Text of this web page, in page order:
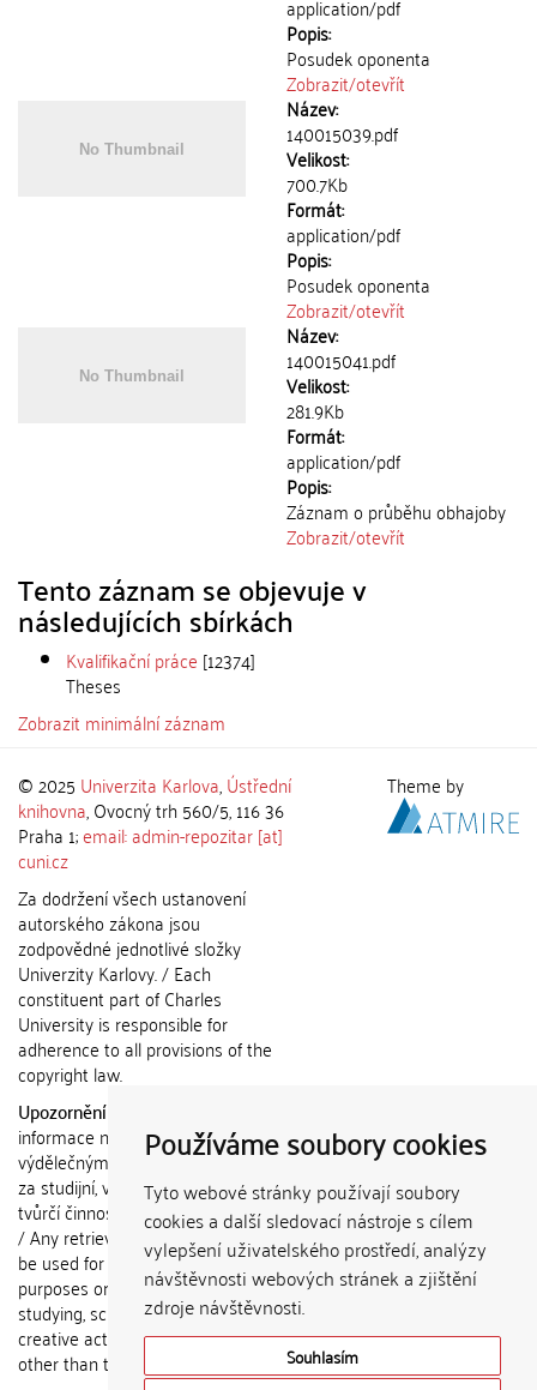
Používáme soubory cookies
Tyto webové stránky používají soubory
cookies a další sledovací nástroje s cílem
vylepšení uživatelského prostředí, analýzy
návštěvnosti webových stránek a zjištění
zdroje návštěvnosti.
Souhlasím
application/pdf
Popis:
Posudek oponenta
Zobrazit/otevřít
Název:
140015039.pdf
Velikost:
700.7Kb
Formát:
application/pdf
Popis:
Posudek oponenta
Zobrazit/otevřít
Název:
140015041.pdf
Velikost:
281.9Kb
Formát:
application/pdf
Popis:
Záznam o průběhu obhajoby
Zobrazit/otevřít
Tento záznam se objevuje v
následujících sbírkách
Kvalifikační práce [12374]
Theses
Zobrazit minimální záznam
© 2025 Univerzita Karlova,Ústřední
knihovna, Ovocný trh 560/5, 116 36
Praha 1;email: admin-repozitar [at]
cuni.cz
Za dodržení všech ustanovení
autorského zákona jsou
zodpovědné jednotlivé složky
Univerzity Karlovy. / Each
constituent part of Charles
University is responsible for
adherence to all provisions of the
copyright law.
Upozornění / Notice:
informace nemohou být použity k
výdělečným účelům nebo vydávány
za studijní, vědeckou nebo jinou
tvůrčí činnost jiné osoby než autora.
/ Any retrieved information shall not
be used for any commercial
purposes or claimed as results of
studying, scientific or any other
creative activities of any person
other than the author.
Theme by